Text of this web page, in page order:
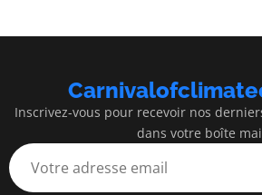
Inscrivez-vous pour recevoir nos
dans votre boîte